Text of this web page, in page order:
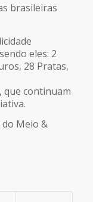
brasileiras
eles: 2
28 Pratas,
que continuam
Meio &